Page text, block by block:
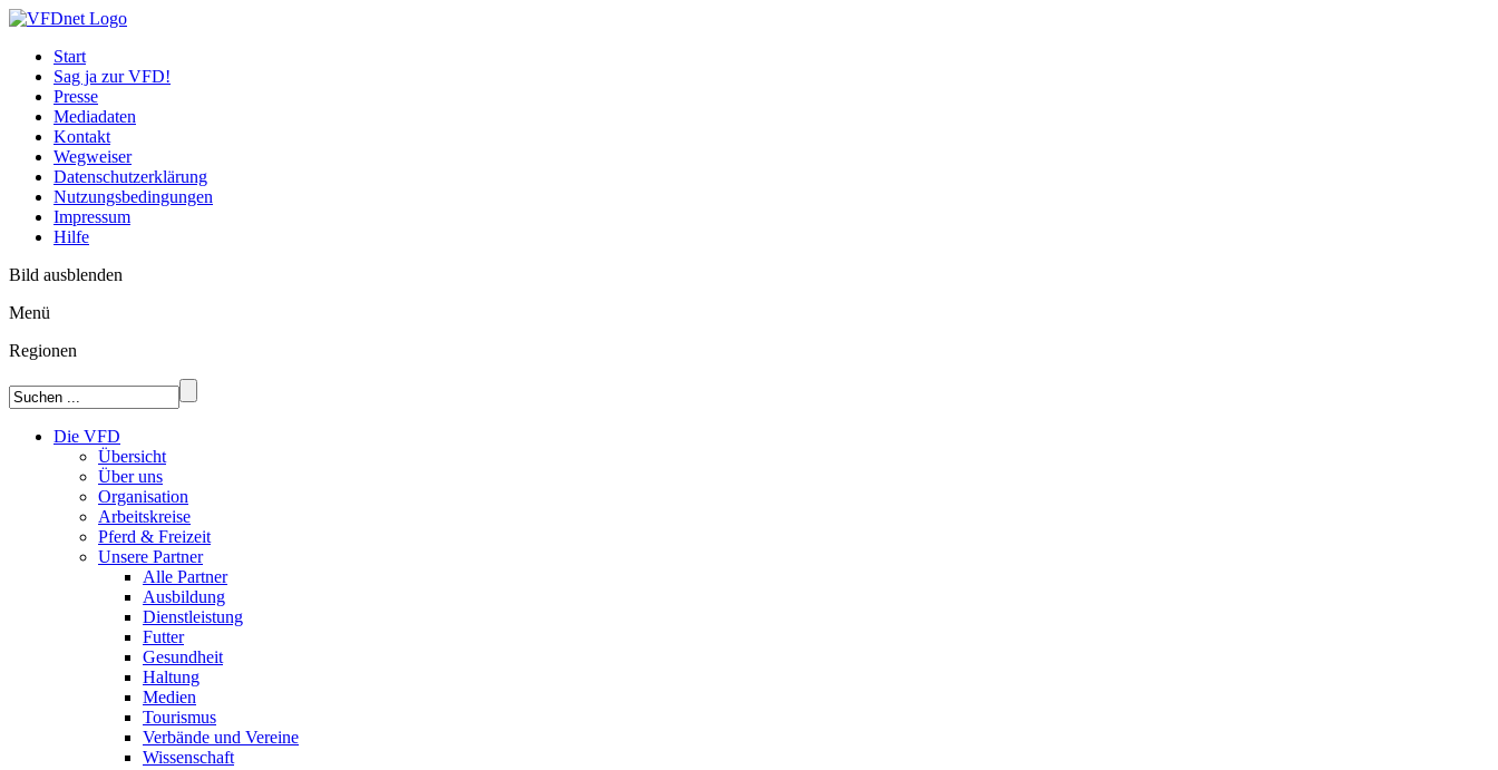
Start
Sag ja zur VFD!
Presse
Mediadaten
Kontakt
Wegweiser
Datenschutzerklärung
Nutzungsbedingungen
Impressum
Hilfe
Bild ausblenden
Menü
Regionen
Die VFD
Übersicht
Über uns
Organisation
Arbeitskreise
Pferd & Freizeit
Unsere Partner
Alle Partner
Ausbildung
Dienstleistung
Futter
Gesundheit
Haltung
Medien
Tourismus
Verbände und Vereine
Wissenschaft